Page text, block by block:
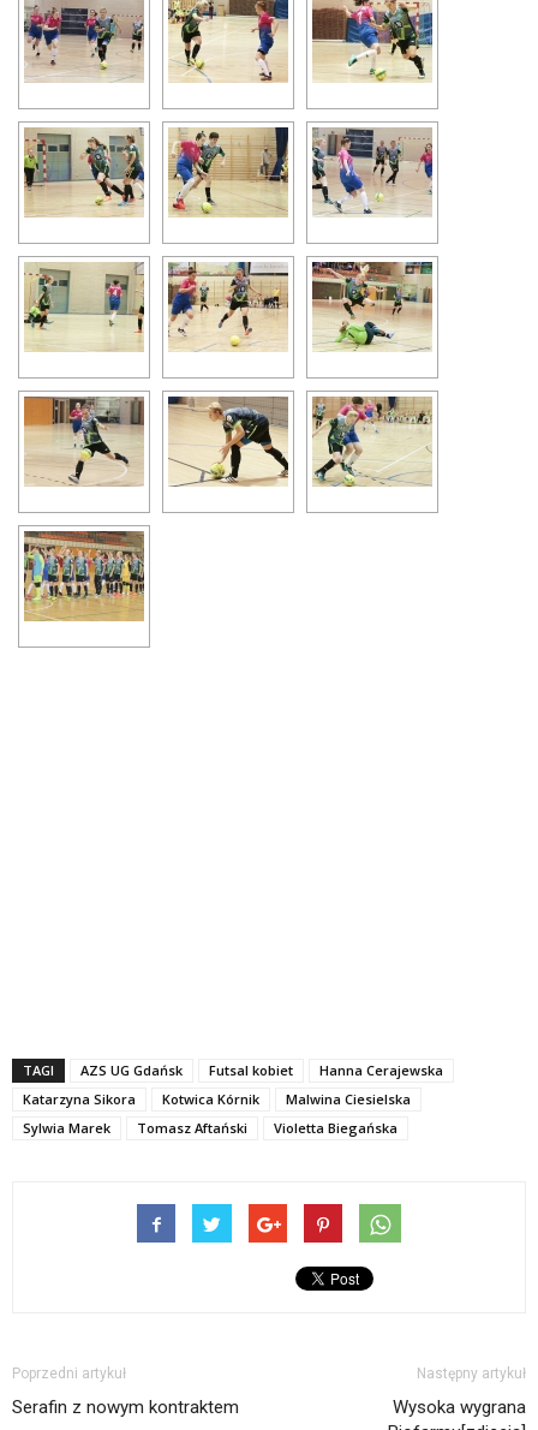
TAGI AZS UG Gdańsk Futsal kobiet
Hanna Cerajewska
Katarzyna Sikora
Kotwica Kórnik
Malwina Ciesielska
Sylwia Marek
Tomasz Aftański Violetta Biegańska
Poprzedni artykuł
Serafin z nowym kontraktem
Następny artykuł
Wysoka wygrana